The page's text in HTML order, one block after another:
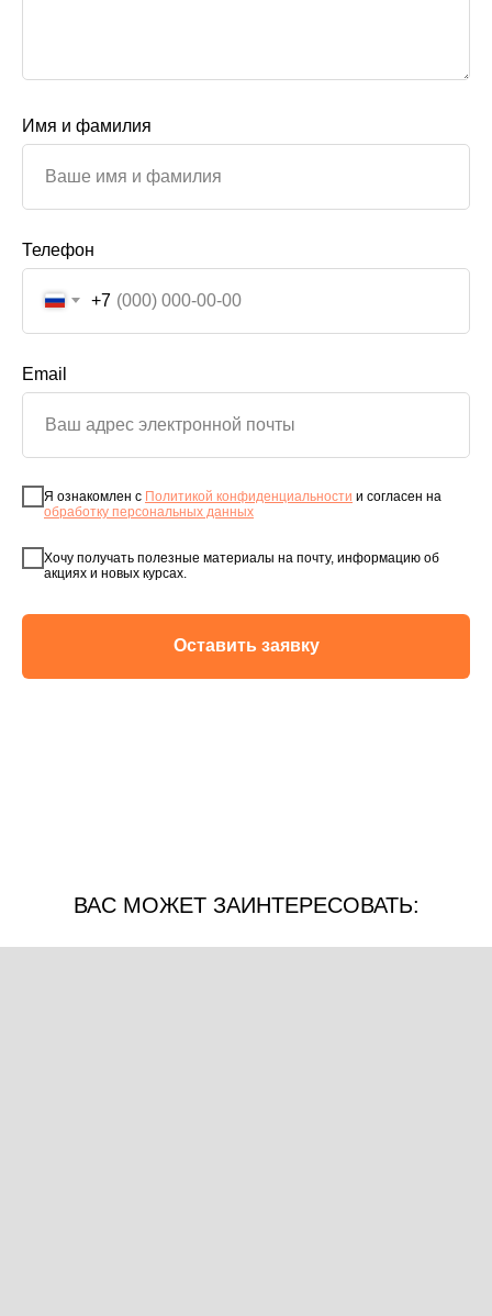
Имя и фамилия
Телефон
+7
Email
Я ознакомлен с Политикой конфиденциальности и согласен на
обработку персональных данных
Хочу получать полезные материалы на почту, информацию об
акциях и новых курсах.
Оставить заявку
ВАС МОЖЕТ ЗАИНТЕРЕСОВАТЬ: